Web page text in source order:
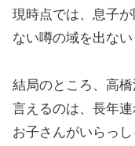
現時点では、息子
ない噂の域を出ない
結局のところ、高
言えるのは、長年
お子さんがいらっし